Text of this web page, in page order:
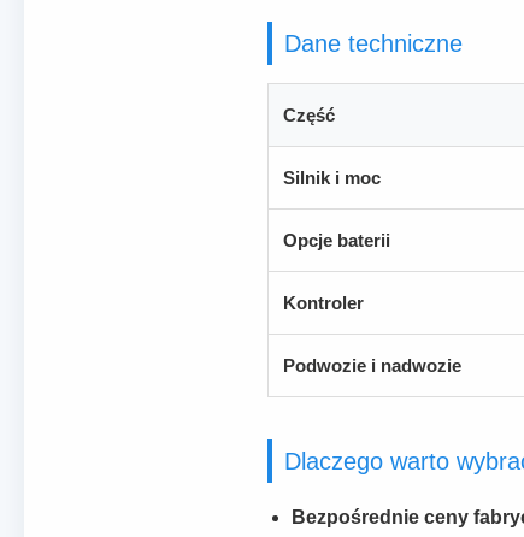
Dane techniczne
Część
Silnik i moc
Opcje baterii
Kontroler
Podwozie i nadwozie
Dlaczego warto
Bezpośrednie ceny